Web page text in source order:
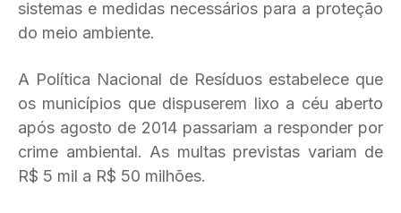
sistemas e medidas necessários para a proteção
do meio ambiente.
A Política Nacional de Resíduos estabelece que
os municípios que dispuserem lixo a céu aberto
após agosto de 2014 passariam a responder por
crime ambiental. As multas previstas variam de
R$ 5 mil a R$ 50 milhões.